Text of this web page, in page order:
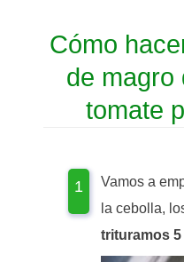
Cómo
de magro
tomate
Vamos a
la cebolla,
trituramos